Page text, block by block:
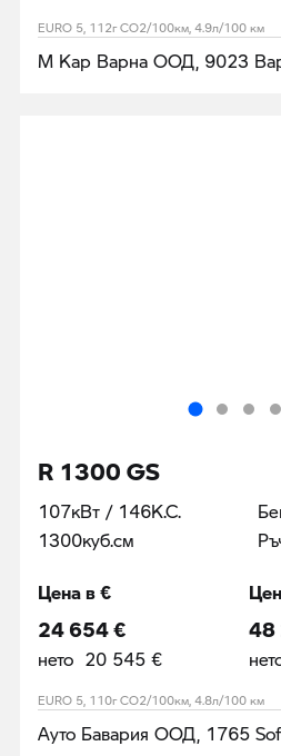
EURO 5, 112г CO2/100км, 4.9л/100 км
М Кар Варна ООД, 9023
R 1300 GS
107кВт / 146К.С.
1300куб.cм
Цена в €
24 654 €
нето 20 545 €
48
EURO 5, 110г CO2/100км, 4.8л/100 км
Ауто Бавария ООД, 1765